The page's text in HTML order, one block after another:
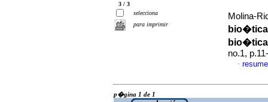
3 / 3
selecciona
para imprimir
Molina-
no.1,
·
p�gina 1 de 1